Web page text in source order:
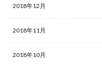
2018年12月
2018年11月
2018年10月